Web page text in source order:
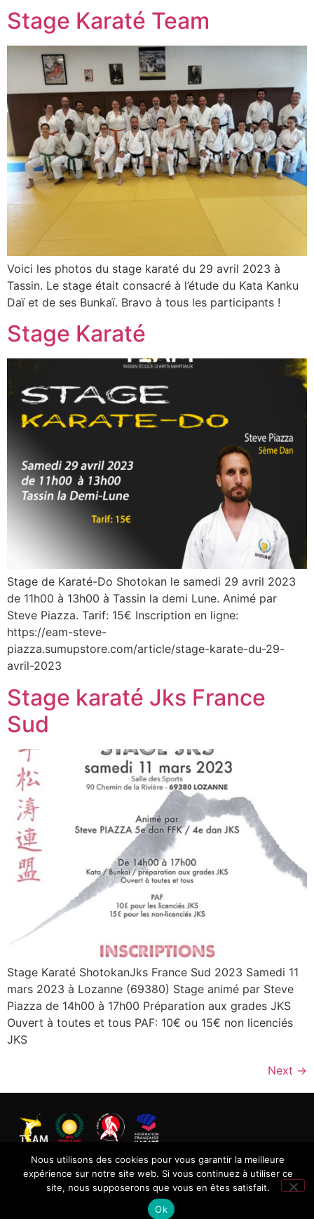
Stage Karaté Team
Voici les photos du stage karaté du 29 avril 2023 à
Tassin. Le stage était consacré à l’étude du Kata Kanku
Daï et de ses Bunkaï. Bravo à tous les participants !
Stage Karaté
Stage de Karaté-Do Shotokan le samedi 29 avril 2023
de 11h00 à 13h00 à Tassin la demi Lune. Animé par
Steve Piazza. Tarif: 15€ Inscription en ligne:
https://eam-steve-
piazza.sumupstore.com/article/stage-karate-du-29-
avril-2023
Stage karaté Jks France
Sud
Stage Karaté ShotokanJks France Sud 2023 Samedi 11
mars 2023 à Lozanne (69380) Stage animé par Steve
Piazza de 14h00 à 17h00 Préparation aux grades JKS
Ouvert à toutes et tous PAF: 10€ ou 15€ non licenciés
JKS
Next →
2004-2024 Copyright © Tassin Ecole d’Arts Martiaux –
Tous droits réservés
Nous utilisons des cookies pour vous garantir la meilleure
expérience sur notre site web. Si vous continuez à utiliser ce
site, nous supposerons que vous en êtes satisfait.
Ok